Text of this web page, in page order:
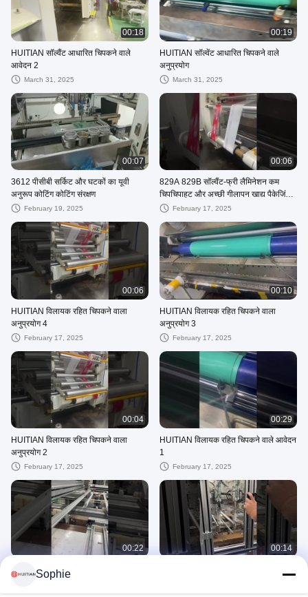
00:18
HUITIAN सॉल्वैंट आधारित चिपकने वाले
आवेदन 2
March 31, 2025
00:19
HUITIAN सॉल्वेंट आधारित चिपकने वाले
अनुप्रयोग
March 31, 2025
00:07
3612 पीसीबी सर्किट और घटकों का यूवी
अनुरूप कोटिंग कोटिंग संरक्षण
February 19, 2025
00:06
829A 829B सॉल्वैंट-फ्री लैमिनेशन कम
चिपचिपाहट और अच्छी गीलापन खाद्य पैकेजिंग
के लिए उपयुक्त
February 17, 2025
00:06
HUITIAN विलायक रहित चिपकने वाला
अनुप्रयोग 4
February 17, 2025
00:10
HUITIAN विलायक रहित चिपकने वाला
अनुप्रयोग 3
February 17, 2025
00:04
HUITIAN विलायक रहित चिपकने वाला
अनुप्रयोग 2
February 17, 2025
00:29
HUITIAN विलायक रहित चिपकने वाले आवेदन
1
February 17, 2025
00:22
सौर मॉड्यूल एल्यूमिनियम फ्रेम जंक्शन बॉक्स
सीलिंग के लिए HT906Z PV मॉड्यूल RTV
सीलेंटAugust 10, 2026
00:14
August 10, 2026
Sophie